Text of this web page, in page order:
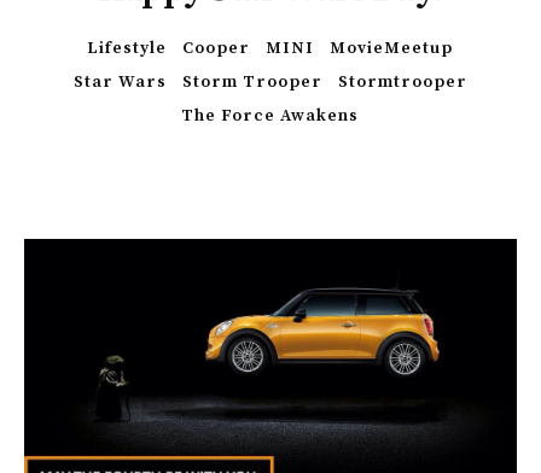
Lifestyle Cooper MINI
MovieMeetup
Star Wars
Storm Trooper
Stormtrooper
The Force Awakens